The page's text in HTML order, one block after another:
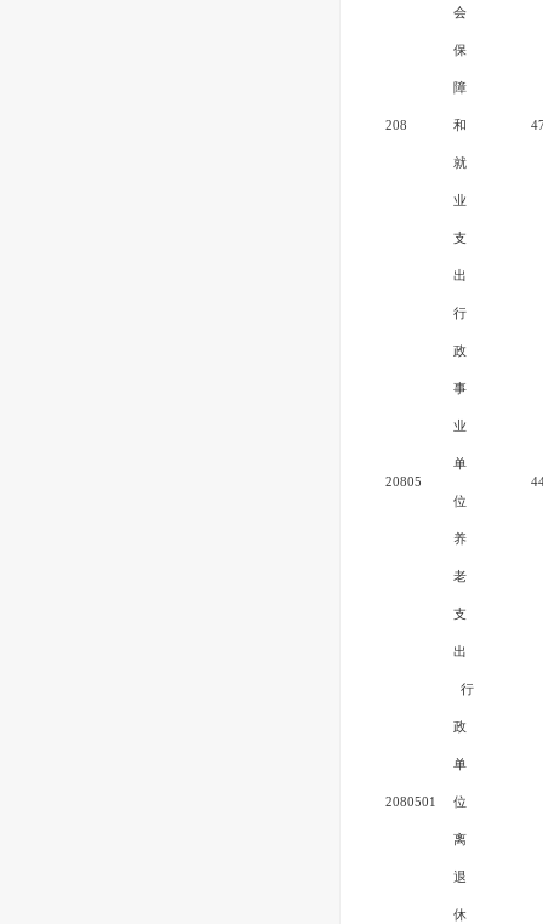
208
会
保
障
和
就
业
支
出
20805
行
政
事
业
单
位
养
老
支
出
2080501
行
政
单
位
离
退
休